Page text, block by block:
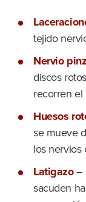
tejido
Nervio
discos
recorren el
Huesos
se mueve
los nervios
Latigazo–
sacuden